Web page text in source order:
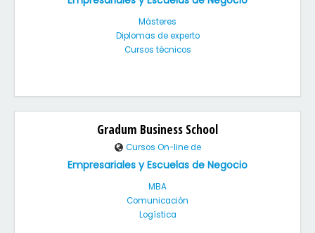
Másteres
Diplomas de experto
Cursos técnicos
Gradum Business School
Cursos On-line de
Empresariales y Escuelas de Negocio
MBA
Comunicación
Logística